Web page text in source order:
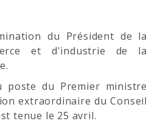
du Président de
et d'industrie de
poste du Premier
extraordinaire du
tenue le 25 avril.